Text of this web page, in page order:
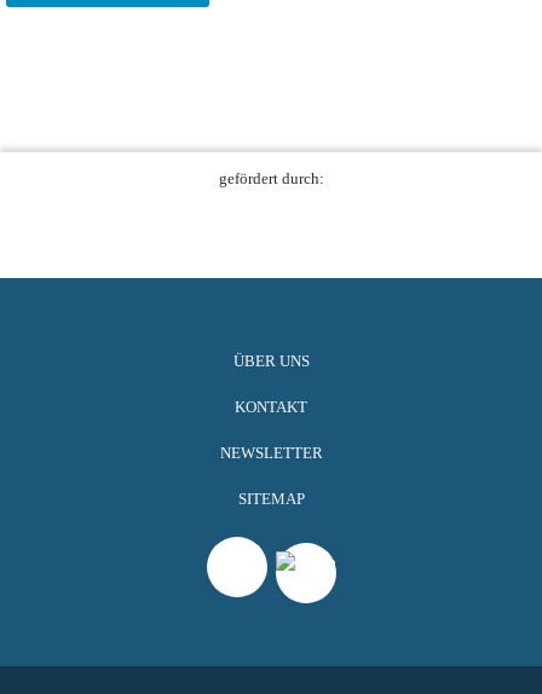
gefördert durch:
ÜBER UNS
KONTAKT
NEWSLETTER
SITEMAP